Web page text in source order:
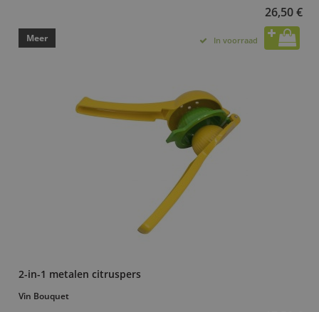
26,50 €
Meer In voorraad
2-in-1 metalen citruspers
Vin Bouquet